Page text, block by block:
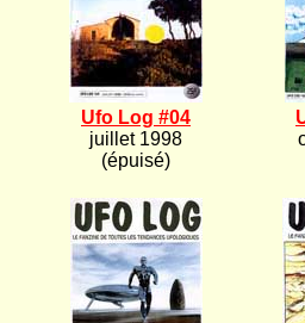
Ufo Log #04
juillet 1998
(épuisé)